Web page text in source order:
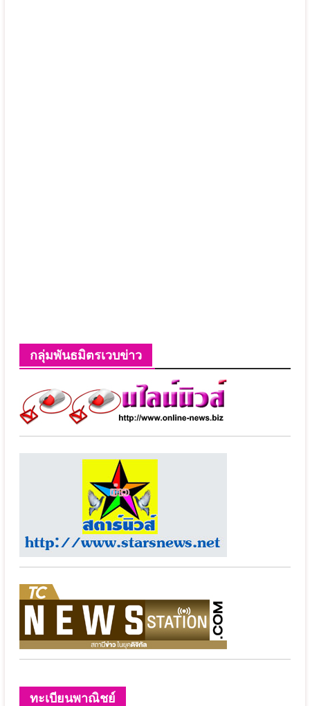
กลุ่มพันธมิตรเวบข่าว
ทะเบียนพาณิชย์